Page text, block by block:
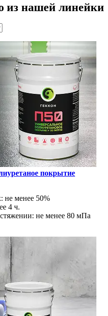
из нашей линейки
покрытие
не менее 50%
4 ч.
не менее 80 мПа